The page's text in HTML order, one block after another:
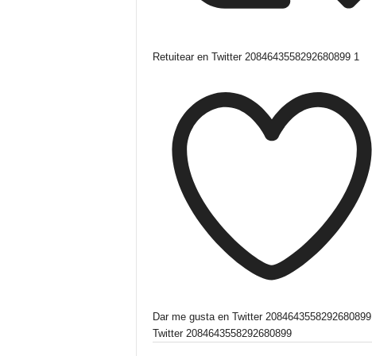
Retuitear en Twitter 2084643558292680899 1
Dar me gusta en Twitter 2084643558292680899
Twitter 2084643558292680899